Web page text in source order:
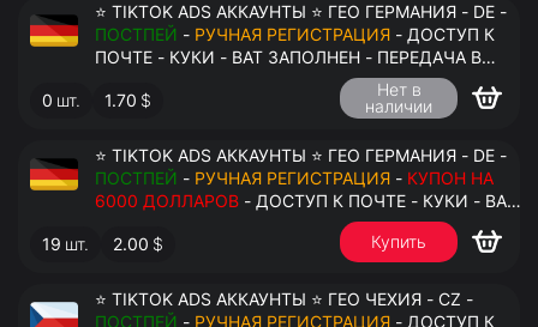
⭐ TIKTOK ADS АККАУНТЫ ⭐ ГЕО ГЕРМАНИЯ - DE -
ПОСТПЕЙ - РУЧНАЯ РЕГИСТРАЦИЯ - ДОСТУП К
ПОЧТЕ - КУКИ - ВАТ ЗАПОЛНЕН - ПЕРЕДАЧА В
0 шт. 1.70 $
Нет в
наличии
⭐ TIKTOK ADS АККАУНТЫ ⭐ ГЕО ГЕРМАНИЯ - DE -
ПОСТПЕЙ - РУЧНАЯ РЕГИСТРАЦИЯ - КУПОН НА
6000 ДОЛЛАРОВ - ДОСТУП К ПОЧТЕ - КУКИ - ВАТ
ЗАПОЛНЕН - ПЕРЕДАЧА В АНТИДЕТЕКТ
19 шт. 2.00 $ Купить
⭐ TIKTOK ADS АККАУНТЫ ⭐ ГЕО ЧЕХИЯ - CZ -
ПОСТПЕЙ - РУЧНАЯ РЕГИСТРАЦИЯ